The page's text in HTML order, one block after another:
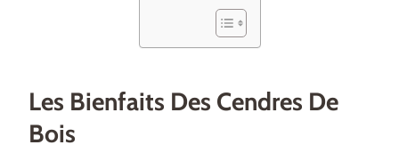
Les Bienfaits Des Cendres De
Bois